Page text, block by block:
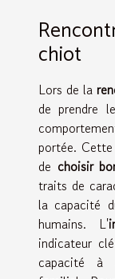
chiot
Lors de la
de prendre
portée.
de choisir
traits de
la capacité
humains. L'
indicateur
capacité à